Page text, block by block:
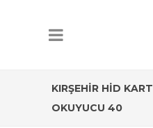
KIRŞEHIR HID KART
OKUYUCU 40